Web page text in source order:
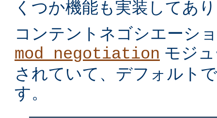
くつか機能も実装してあ
コンテントネゴシエーシ
mod_negotiation モジ
されていて、デフォルト
す。